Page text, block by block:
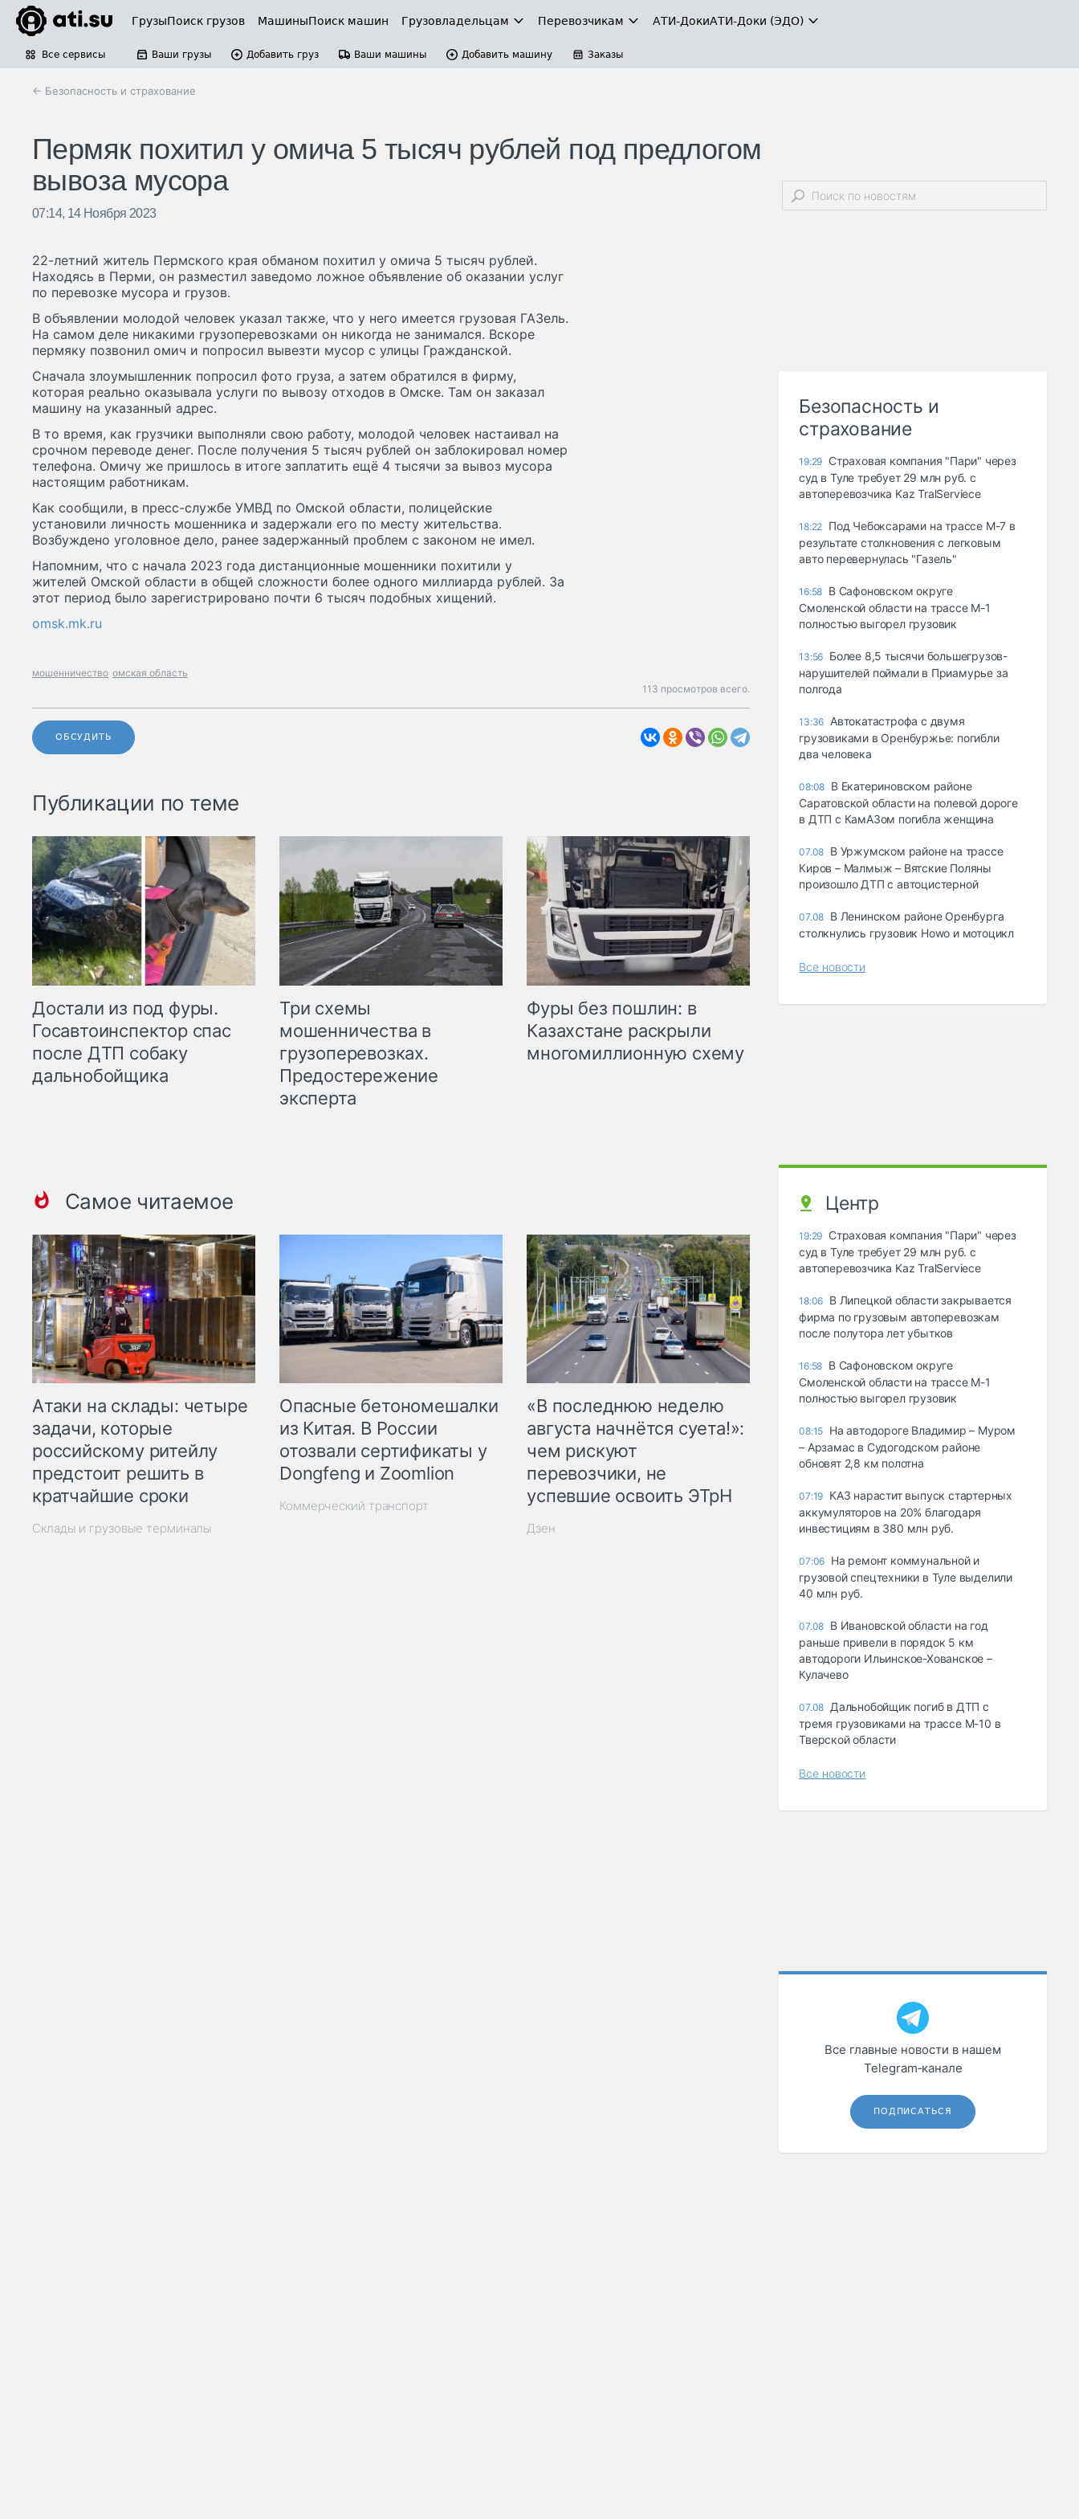
ГрузыПоиск грузов МашиныПоиск машин Грузовладельцам Перевозчикам АТИ-ДокиАТИ-Доки (ЭДО)
Все сервисы Ваши грузы Добавить груз Ваши машины Добавить машину Заказы
← Безопасность и страхование
Пермяк похитил у омича 5 тысяч рублей под предлогом
вывоза мусора
07:14, 14 Ноября 2023
22-летний житель Пермского края обманом похитил у омича 5 тысяч рублей.
Находясь в Перми, он разместил заведомо ложное объявление об оказании услуг
по перевозке мусора и грузов.
В объявлении молодой человек указал также, что у него имеется грузовая ГАЗель.
На самом деле никакими грузоперевозками он никогда не занимался. Вскоре
пермяку позвонил омич и попросил вывезти мусор с улицы Гражданской.
Сначала злоумышленник попросил фото груза, а затем обратился в фирму,
которая реально оказывала услуги по вывозу отходов в Омске. Там он заказал
машину на указанный адрес.
В то время, как грузчики выполняли свою работу, молодой человек настаивал на
срочном переводе денег. После получения 5 тысяч рублей он заблокировал номер
телефона. Омичу же пришлось в итоге заплатить ещё 4 тысячи за вывоз мусора
настоящим работникам.
Как сообщили, в пресс-службе УМВД по Омской области, полицейские
установили личность мошенника и задержали его по месту жительства.
Возбуждено уголовное дело, ранее задержанный проблем с законом не имел.
Напомним, что с начала 2023 года дистанционные мошенники похитили у
жителей Омской области в общей сложности более одного миллиарда рублей. За
этот период было зарегистрировано почти 6 тысяч подобных хищений.
omsk.mk.ru
мошенничество омская область
113 просмотров всего.
ОБСУДИТЬ
Публикации по теме
Достали из под фуры.
Госавтоинспектор спас
после ДТП собаку
дальнобойщика
Три схемы
мошенничества в
грузоперевозках.
Предостережение
эксперта
Фуры без пошлин: в
Казахстане раскрыли
многомиллионную схему
Самое читаемое
Атаки на склады: четыре
задачи, которые
российскому ритейлу
предстоит решить в
кратчайшие сроки
Склады и грузовые терминалы
Опасные бетономешалки
из Китая. В России
отозвали сертификаты у
Dongfeng и Zoomlion
Коммерческий транспорт
«В последнюю неделю
августа начнётся суета!»:
чем рискуют
перевозчики, не
успевшие освоить ЭТрН
Дзен
Безопасность и
страхование
19:29 Страховая компания "Пари" через
суд в Туле требует 29 млн руб. с
автоперевозчика Kaz TralServiece
18:22 Под Чебоксарами на трассе М-7 в
результате столкновения с легковым
авто перевернулась "Газель"
16:58 В Сафоновском округе
Смоленской области на трассе М-1
полностью выгорел грузовик
13:56 Более 8,5 тысячи большегрузов-
нарушителей поймали в Приамурье за
полгода
13:36 Автокатастрофа с двумя
грузовиками в Оренбуржье: погибли
два человека
08:08 В Екатериновском районе
Саратовской области на полевой дороге
в ДТП с КамАЗом погибла женщина
07.08 В Уржумском районе на трассе
Киров – Малмыж – Вятские Поляны
произошло ДТП с автоцистерной
07.08 В Ленинском районе Оренбурга
столкнулись грузовик Howo и мотоцикл
Все новости
Центр
19:29 Страховая компания "Пари" через
суд в Туле требует 29 млн руб. с
автоперевозчика Kaz TralServiece
18:06 В Липецкой области закрывается
фирма по грузовым автоперевозкам
после полутора лет убытков
16:58 В Сафоновском округе
Смоленской области на трассе М-1
полностью выгорел грузовик
08:15 На автодороге Владимир – Муром
– Арзамас в Судогодском районе
обновят 2,8 км полотна
07:19 КАЗ нарастит выпуск стартерных
аккумуляторов на 20% благодаря
инвестициям в 380 млн руб.
07:06 На ремонт коммунальной и
грузовой спецтехники в Туле выделили
40 млн руб.
07.08 В Ивановской области на год
раньше привели в порядок 5 км
автодороги Ильинское-Хованское –
Кулачево
07.08 Дальнобойщик погиб в ДТП с
тремя грузовиками на трассе М-10 в
Тверской области
Все новости
Все главные новости в нашем
Telegram‑канале
ПОДПИСАТЬСЯ